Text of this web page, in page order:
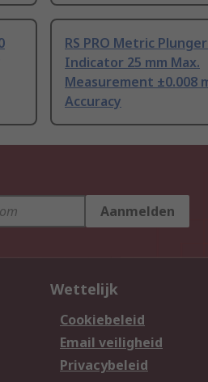
RS PRO Metric
Indicator 25 mm Max.
Measurement ±0.008
Accuracy
Aanmelden
Wettelijk
Cookiebeleid
Email veiligheid
Privacybeleid